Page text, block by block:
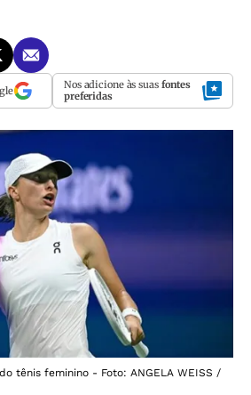
Nos adicione às suas fontes
preferidas
tênis feminino - Foto: ANGELA WEISS /